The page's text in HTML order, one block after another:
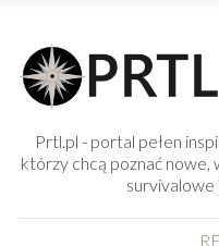
Prtl.pl - portal pełen
którzy chcą poznać nowe,
survivalowe